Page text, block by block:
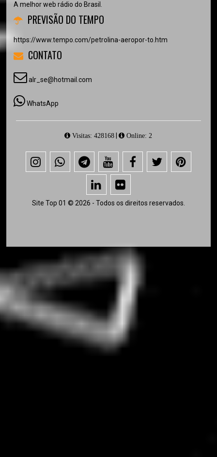
A melhor web rádio do Brasil.
PREVISÃO DO TEMPO
https://www.tempo.com/petrolina-aeropor-to.htm
CONTATO
alr_se@hotmail.com
WhatsApp
Visitas: 428168 | Online: 2
Site Top 01 © 2026 - Todos os direitos reservados.